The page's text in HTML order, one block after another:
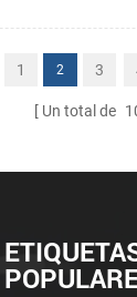
1 2 3
Un total de